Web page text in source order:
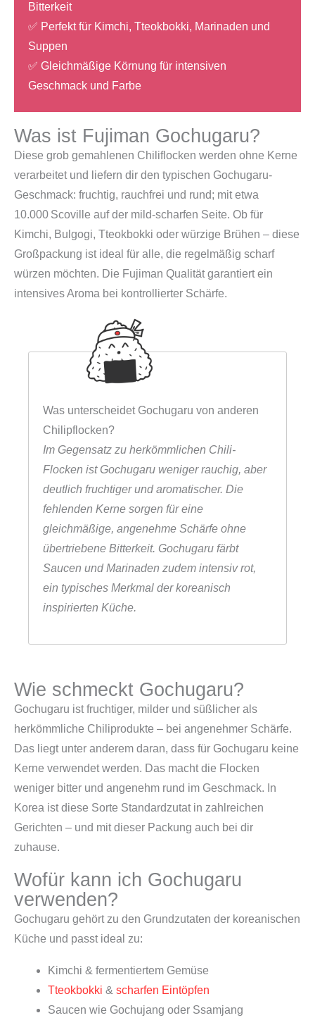
Bitterkeit
✅ Perfekt für Kimchi, Tteokbokki, Marinaden und
Suppen
✅ Gleichmäßige Körnung für intensiven
Geschmack und Farbe
Was ist Fujiman Gochugaru?
Diese grob gemahlenen Chiliflocken werden ohne Kerne
verarbeitet und liefern dir den typischen Gochugaru-
Geschmack: fruchtig, rauchfrei und rund; mit etwa
10.000 Scoville auf der mild-scharfen Seite. Ob für
Kimchi, Bulgogi, Tteokbokki oder würzige Brühen – diese
Großpackung ist ideal für alle, die regelmäßig scharf
würzen möchten. Die Fujiman Qualität garantiert ein
intensives Aroma bei kontrollierter Schärfe.
Was unterscheidet Gochugaru von anderen
Chilipflocken?
Im Gegensatz zu herkömmlichen Chili-
Flocken ist Gochugaru weniger rauchig, aber
deutlich fruchtiger und aromatischer. Die
fehlenden Kerne sorgen für eine
gleichmäßige, angenehme Schärfe ohne
übertriebene Bitterkeit. Gochugaru färbt
Saucen und Marinaden zudem intensiv rot,
ein typisches Merkmal der koreanisch
inspirierten Küche.
Wie schmeckt Gochugaru?
Gochugaru ist fruchtiger, milder und süßlicher als
herkömmliche Chiliprodukte – bei angenehmer Schärfe.
Das liegt unter anderem daran, dass für Gochugaru keine
Kerne verwendet werden. Das macht die Flocken
weniger bitter und angenehm rund im Geschmack. In
Korea ist diese Sorte Standardzutat in zahlreichen
Gerichten – und mit dieser Packung auch bei dir
zuhause.
Wofür kann ich Gochugaru
verwenden?
Gochugaru gehört zu den Grundzutaten der koreanischen
Küche und passt ideal zu:
Kimchi & fermentiertem Gemüse
Tteokbokki & scharfen Eintöpfen
Saucen wie Gochujang oder Ssamjang